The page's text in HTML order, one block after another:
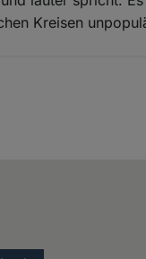
Kreisen